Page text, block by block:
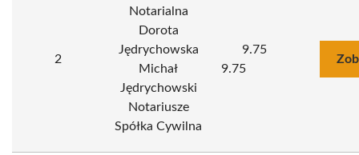
2
Notarialna
Dorota
Jędrychowska
Michał
Jędrychowski
Notariusze
Spółka Cywilna
9.75
9.75